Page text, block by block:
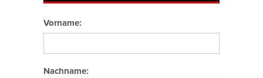
Vorname:
Nachname: